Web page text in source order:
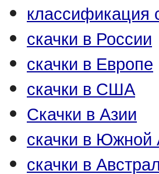
классификация
скачки в России
скачки в Европе
скачки в США
Скачки в Азии
скачки в Южной
скачки в